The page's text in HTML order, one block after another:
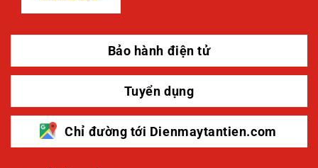
Bảo hành điện tử
Tuyển dụng
Chỉ đường tới Dienmaytantien.com